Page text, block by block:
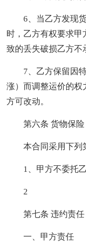
6、当乙方发现
时，乙方有权要求甲
致的丢失破损乙方不
7、乙方保留因
涨）而调整运价的权
方可改动。
第六条 货物保险
本合同采用下列
1、甲方不委托
2
第七条 违约责任
一、甲方责任